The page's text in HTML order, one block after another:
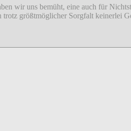
wir uns bemüht, eine auch für
größtmöglicher Sorgfalt keinerlei